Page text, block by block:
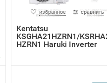
избранное сравнить
Kentatsu
KSGHA21HZRN1/
HZRN1 Haruki Inverter